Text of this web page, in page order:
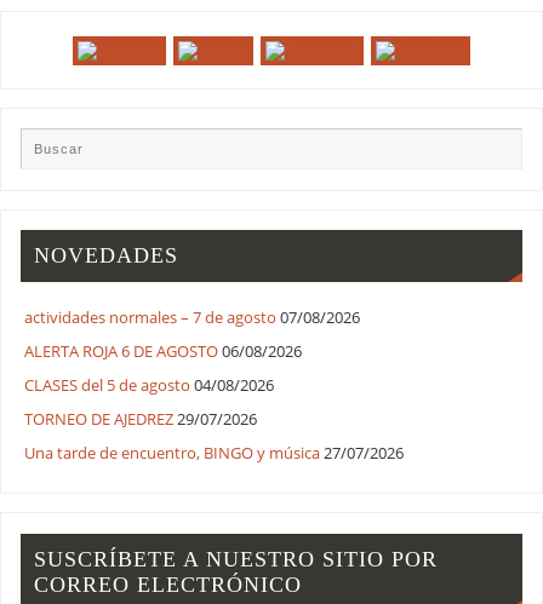
NOVEDADES
actividades normales – 7 de agosto 07/08/2026
ALERTA ROJA 6 DE AGOSTO06/08/2026
CLASES del 5 de agosto 04/08/2026
TORNEO DE AJEDREZ29/07/2026
Una tarde de encuentro, BINGO y música27/07/2026
SUSCRÍBETE A NUESTRO SITIO POR
CORREO ELECTRÓNICO